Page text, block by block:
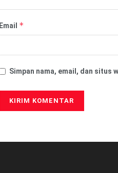
Email *
Simpan nama, email, dan situs